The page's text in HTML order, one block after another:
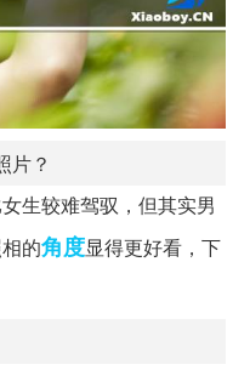
片？
生较难驾驭，但其实男
的角度显得更好看，下